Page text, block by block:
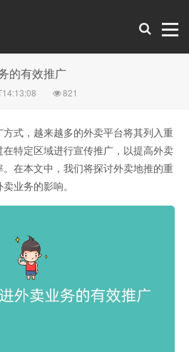
的有效推广
821
式，越来越多的外卖平台将其列入重
特定区域进行宣传推广，以提高外卖
在本文中，我们将探讨外卖地推的重
业务的影响。